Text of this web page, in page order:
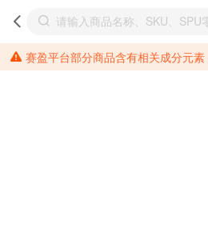
赛盈平台部分商品含有相关成分元素，请各位分销商需提前了解产品材质情况，并针对其做好相关的风险把控，以免造成不必要的损失。 *美国加州65法案进一步规定了对于仅包含致癌物质，仅包含致生殖毒性物质，同时包含致癌物质和致生殖毒性物质，亦或是包含某一物质即为致癌物质又为致生殖毒性物质的产品的警示标语要求。 *新法案提供的警示标语修订并不是强制实施的，其只是避免昂贵诉讼的一种有效的方法。只要企业在保证其使用的另外的警示标语是“清晰和合理”并符合加州65法案要求的，那也是可以被接受的。*请充分了解第三方销售平台对商品上架规要求，并根据对应平台规则调整相关商品信息后进行上架，以免造成您